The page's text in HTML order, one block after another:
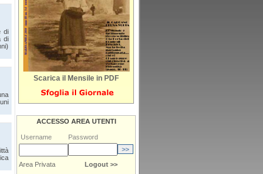
di
di
Scarica il Mensile in PDF
ACCESSO AREA UTENTI
Username Password
Area Privata
Logout >>